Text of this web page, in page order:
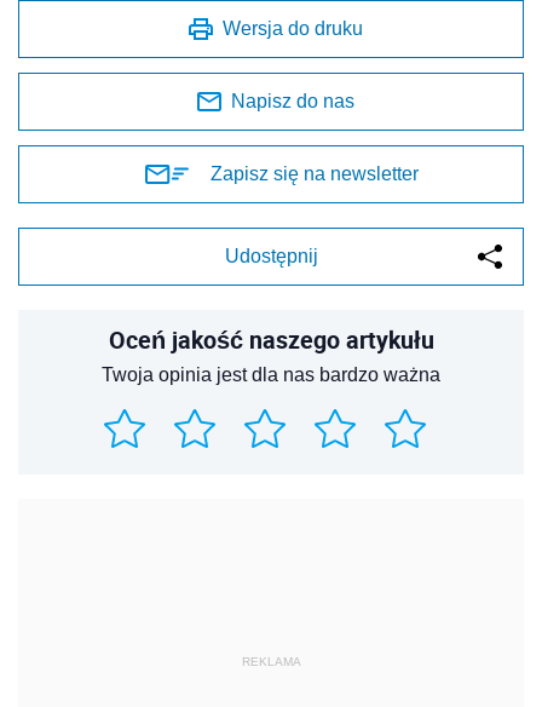
Wersja do druku
Napisz do nas
Zapisz się na newsletter
Udostępnij
Oceń jakość naszego artykułu
Twoja opinia jest dla nas bardzo ważna
REKLAMA